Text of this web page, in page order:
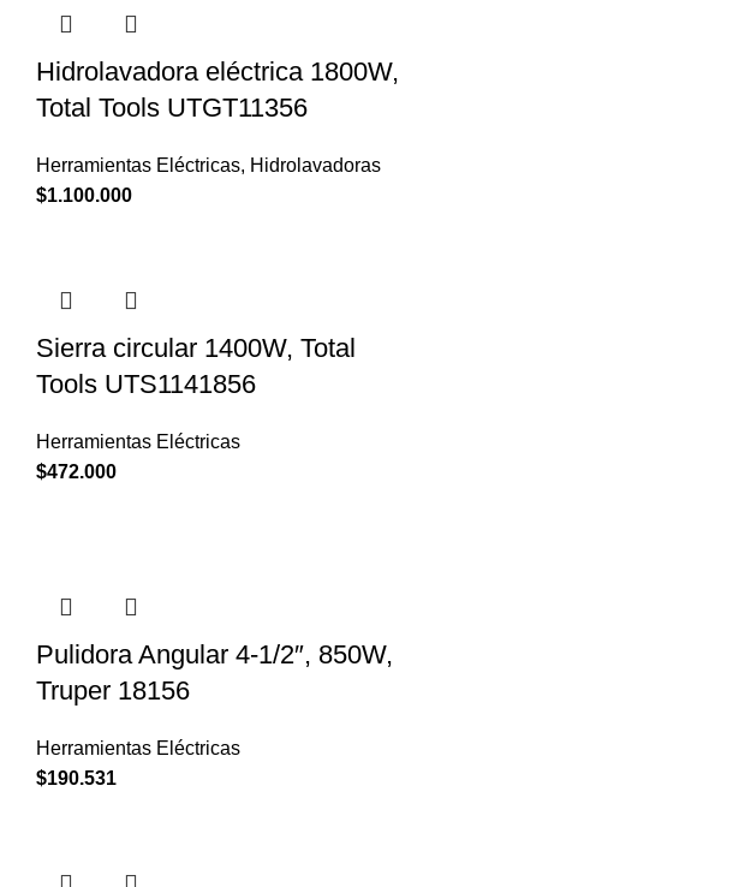
Hidrolavadora eléctrica 1800W,
Total Tools UTGT11356
Herramientas Eléctricas, Hidrolavadoras
$1.100.000
Sierra circular 1400W, Total
Tools UTS1141856
Herramientas Eléctricas
$472.000
Pulidora Angular 4-1/2″, 850W,
Truper 18156
Herramientas Eléctricas
$190.531